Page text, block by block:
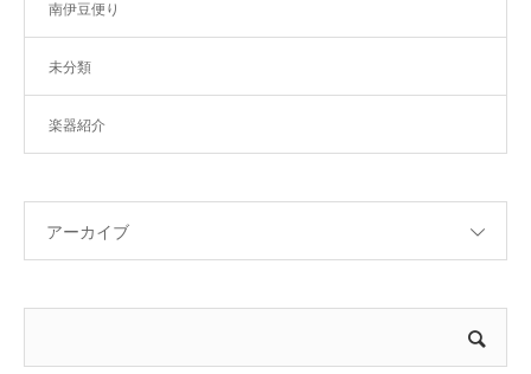
南伊豆便り
未分類
楽器紹介
アーカイブ